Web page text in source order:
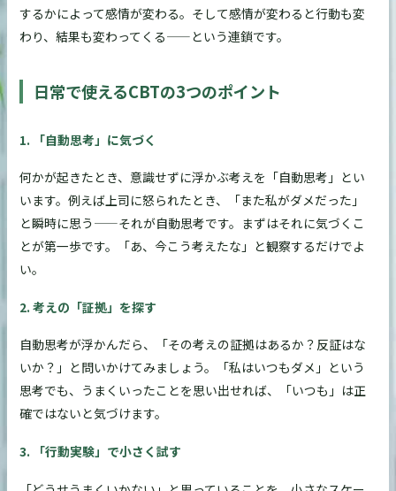
するかによって感情が変わる。そして感情が変わると行動も変
わり、結果も変わってくる——という連鎖です。
日常で使えるCBTの3つのポイント
1. 「自動思考」に気づく
何かが起きたとき、意識せずに浮かぶ考えを「自動思考」とい
います。例えば上司に怒られたとき、「また私がダメだった」
と瞬時に思う——それが自動思考です。まずはそれに気づくこ
とが第一歩です。「あ、今こう考えたな」と観察するだけでよ
い。
2. 考えの「証拠」を探す
自動思考が浮かんだら、「その考えの証拠はあるか？反証はな
いか？」と問いかけてみましょう。「私はいつもダメ」という
思考でも、うまくいったことを思い出せれば、「いつも」は正
確ではないと気づけます。
3. 「行動実験」で小さく試す